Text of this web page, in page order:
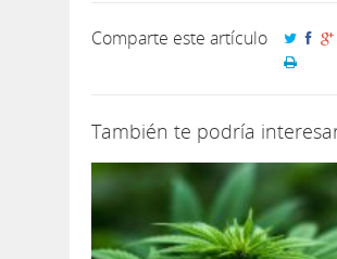
Comparte este artículo
También te podría